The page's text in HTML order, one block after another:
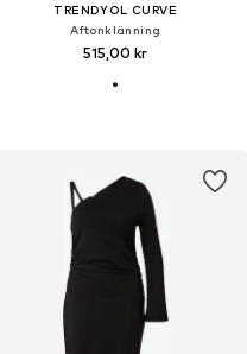
TRENDYOL CURVE
Aftonklänning
515,00 kr